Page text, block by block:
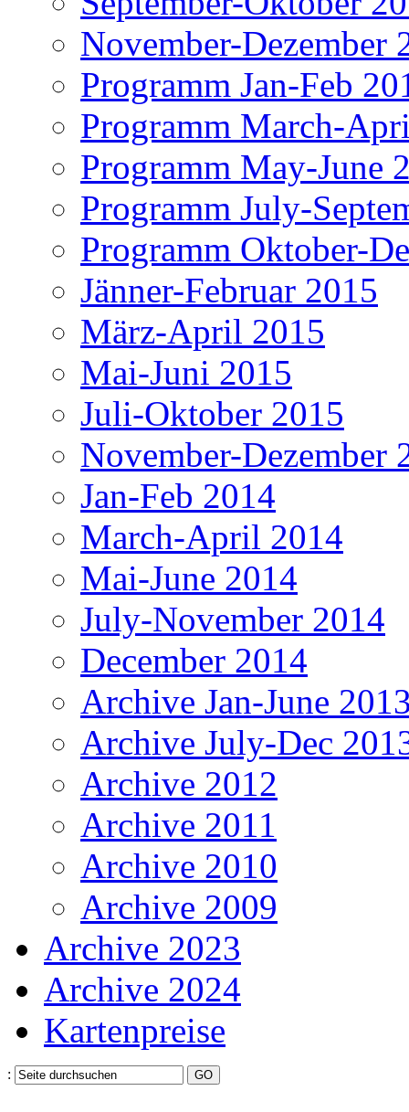
November-Dezember
Programm Jan-Feb
Programm March-
Programm May-June
Programm July-
Programm Oktober-
Jänner-Februar 2015
März-April 2015
Mai-Juni 2015
Juli-Oktober 2015
November-Dezember
Jan-Feb 2014
March-April 2014
Mai-June 2014
July-November 2014
December 2014
Archive Jan-June
Archive July-Dec
Archive 2012
Archive 2011
Archive 2010
Archive 2009
Archive 2023
Archive 2024
Kartenpreise
: